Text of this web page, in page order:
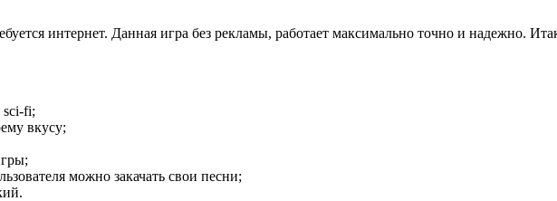
интернет. Данная игра без рекламы, работает максимально точно и надежно.
sci-fi;
вкусу;
можно закачать свои песни;